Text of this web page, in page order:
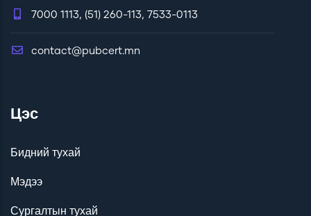
7000 1113, (51) 260-113, 7533-0113
contact@pubcert.mn
Цэс
Бидний тухай
Мэдээ
Сургалтын тухай